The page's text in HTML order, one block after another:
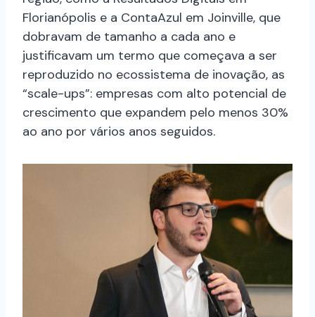
Florianópolis e a ContaAzul em Joinville, que
dobravam de tamanho a cada ano e
justificavam um termo que começava a ser
reproduzido no ecossistema de inovação, as
“scale-ups”: empresas com alto potencial de
crescimento que expandem pelo menos 30%
ao ano por vários anos seguidos.